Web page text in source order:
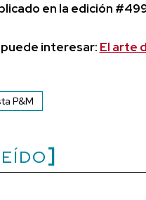
en la edición
interesar: El arte
P&M